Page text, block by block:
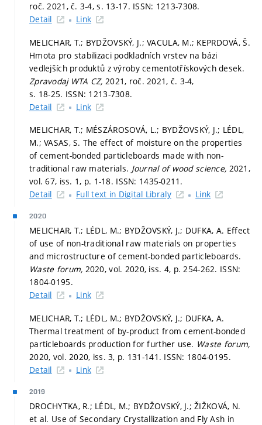
roč. 2021, č. 3-4,s. 13-17. ISSN: 1213-7308.
Detail
Link
MELICHAR, T.; BYDŽOVSKÝ, J.; VACULA, M.; KEPRDOVÁ, Š.
Hmota pro stabilizaci podkladních vrstev na bázi
vedlejších produktů z výroby cementotřískových desek.
Zpravodaj WTA CZ,2021, roč. 2021, č. 3-4,
s. 18-25. ISSN: 1213-7308.
Detail
Link
MELICHAR, T.; MÉSZÁROSOVÁ, L.; BYDŽOVSKÝ, J.; LÉDL,
M.; VASAS, S. The effect of moisture on the properties
of cement-bonded particleboards made with non-
traditional raw materials. Journal of wood science, 2021,
vol. 67, iss. 1, p. 1-18. ISSN: 1435-0211.
Detail
Full text in Digital Libraly Link
2020
MELICHAR, T.; LÉDL, M.; BYDŽOVSKÝ, J.; DUFKA, A. Effect
of use of non-traditional raw materials on properties
and microstructure of cement-bonded particleboards.
Waste forum, 2020, vol. 2020, iss. 4, p. 254-262. ISSN:
1804-0195.
Detail
Link
MELICHAR, T.; LÉDL, M.; BYDŽOVSKÝ, J.; DUFKA, A.
Thermal treatment of by-product from cement-bonded
particleboards production for further use. Waste forum,
2020, vol. 2020, iss. 3, p. 131-141. ISSN: 1804-0195.
Detail
Link
2019
DROCHYTKA, R.; LÉDL, M.; BYDŽOVSKÝ, J.; ŽIŽKOVÁ, N.
et al. Use of Secondary Crystallization and Fly Ash in